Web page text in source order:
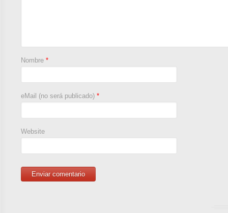
Nombre *
eMail (no será publicado) *
Website